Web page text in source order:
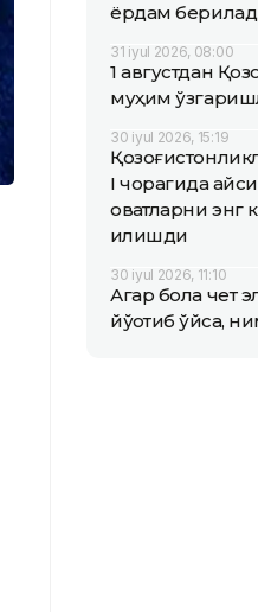
ёрдам
31 iyul 2026, 08:00
1 августдан
муҳим
30 iyul 2026, 15:19
I чорагида
овқатларни энг
қилишди
30 iyul 2026, 11:10
Агар бола чет
йўқотиб қўйса,